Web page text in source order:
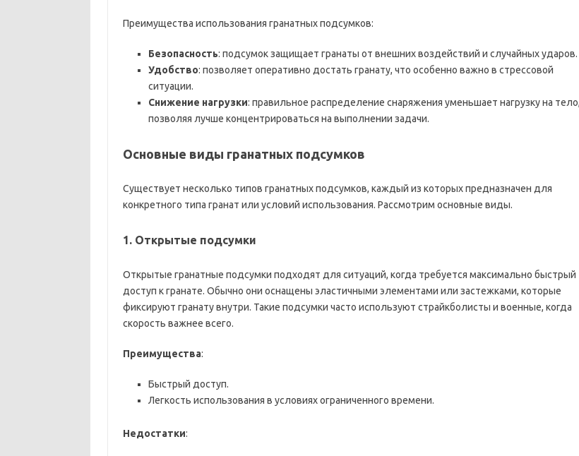
Преимущества использования гранатных подсумков:
Безопасность: подсумок защищает гранаты от внешних воздействий и случайных ударов.
Удобство: позволяет оперативно достать гранату, что особенно важно в стрессовой
ситуации.
Снижение нагрузки: правильное распределение снаряжения уменьшает нагрузку на тело,
позволяя лучше концентрироваться на выполнении задачи.
Основные виды гранатных подсумков
Существует несколько типов гранатных подсумков, каждый из которых предназначен для
конкретного типа гранат или условий использования. Рассмотрим основные виды.
1. Открытые подсумки
Открытые гранатные подсумки подходят для ситуаций, когда требуется максимально быстрый
доступ к гранате. Обычно они оснащены эластичными элементами или застежками, которые
фиксируют гранату внутри. Такие подсумки часто используют страйкболисты и военные, когда
скорость важнее всего.
Преимущества:
Быстрый доступ.
Легкость использования в условиях ограниченного времени.
Недостатки: